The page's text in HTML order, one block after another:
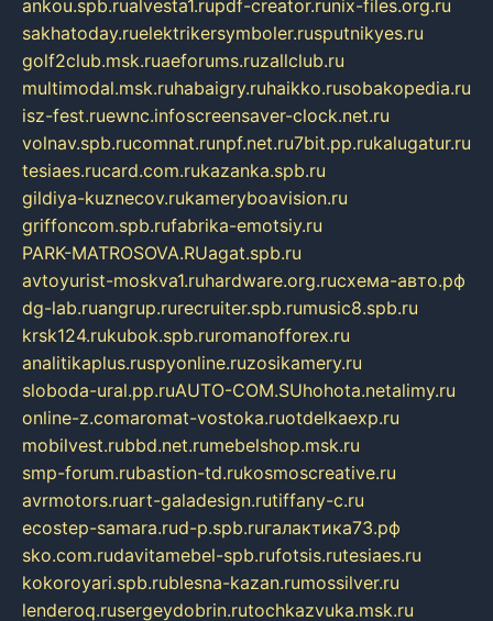
ankou.spb.rualvesta1.rupdf-creator.runix-files.org.ru
sakhatoday.ruelektrikersymboler.rusputnikyes.ru
golf2club.msk.ruaeforums.ruzallclub.ru
multimodal.msk.ruhabaigry.ruhaikko.rusobakopedia.ru
isz-fest.ruewnc.infoscreensaver-clock.net.ru
volnav.spb.rucomnat.runpf.net.ru7bit.pp.rukalugatur.ru
tesiaes.rucard.com.rukazanka.spb.ru
gildiya-kuznecov.rukameryboavision.ru
griffoncom.spb.rufabrika-emotsiy.ru
PARK-MATROSOVA.RUagat.spb.ru
avtoyurist-moskva1.ruhardware.org.ruсхема-авто.рф
dg-lab.ruangrup.rurecruiter.spb.rumusic8.spb.ru
krsk124.rukubok.spb.ruromanofforex.ru
analitikaplus.ruspyonline.ruzosikamery.ru
sloboda-ural.pp.ruAUTO-COM.SUhohota.netalimy.ru
online-z.comaromat-vostoka.ruotdelkaexp.ru
mobilvest.rubbd.net.rumebelshop.msk.ru
smp-forum.rubastion-td.rukosmoscreative.ru
avrmotors.ruart-galadesign.rutiffany-c.ru
ecostep-samara.rud-p.spb.ruгалактика73.рф
sko.com.rudavitamebel-spb.rufotsis.rutesiaes.ru
kokoroyari.spb.rublesna-kazan.rumossilver.ru
lenderoq.rusergeydobrin.rutochkazvuka.msk.ru